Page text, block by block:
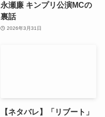
永瀬廉 キンプリ公演MCの
裏話
2026年3月31日
【ネタバレ】「リブート」